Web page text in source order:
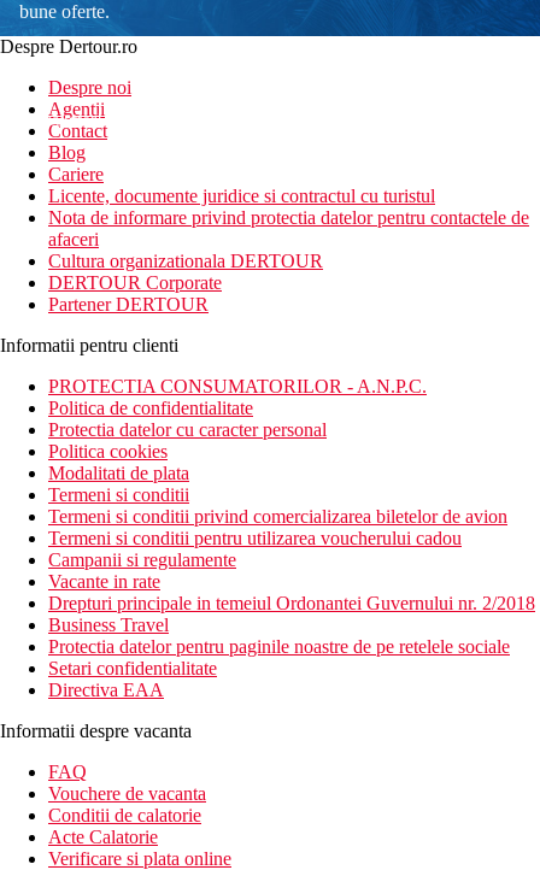
bune oferte.
newsletter!
Despre Dertour.ro
Despre noi
Agentii
Contact
Blog
Cariere
Licente, documente juridice si contractul cu turistul
Nota de informare privind protectia datelor pentru contactele de
afaceri
Cultura organizationala DERTOUR
DERTOUR Corporate
Partener DERTOUR
Informatii pentru clienti
PROTECTIA CONSUMATORILOR - A.N.P.C.
Politica de confidentialitate
Protectia datelor cu caracter personal
Politica cookies
Modalitati de plata
Termeni si conditii
Termeni si conditii privind comercializarea biletelor de avion
Termeni si conditii pentru utilizarea voucherului cadou
Campanii si regulamente
Vacante in rate
Drepturi principale in temeiul Ordonantei Guvernului nr. 2/2018
Business Travel
Protectia datelor pentru paginile noastre de pe retelele sociale
Setari confidentialitate
Directiva EAA
Informatii despre vacanta
FAQ
Vouchere de vacanta
Conditii de calatorie
Acte Calatorie
Verificare si plata online